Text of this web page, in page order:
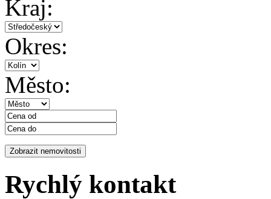
Kraj:
Okres:
Město:
Rychlý kontakt